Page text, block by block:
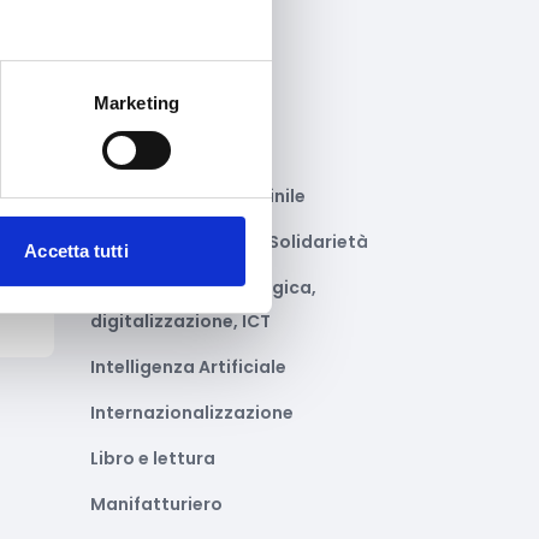
Marketing
Accetta tutti
Giustizia e sicurezza
Green economy
Impianti sportivi
Imprenditoria femminile
Inclusione Sociale e Solidarietà
Innovazione tecnologica,
digitalizzazione, ICT
Intelligenza Artificiale
Internazionalizzazione
Libro e lettura
Manifatturiero